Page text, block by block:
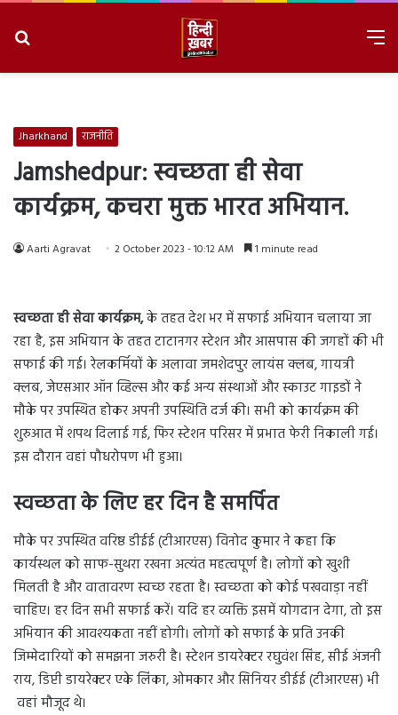
Jharkhand राजनीति
Jamshedpur: स्वच्छता ही सेवा
कार्यक्रम, कचरा मुक्त भारत अभियान.
Aarti Agravat 2 October 2023 - 10:12 AM 1 minute read
स्वच्छता ही सेवा कार्यक्रम,के तहत देश भर में सफाई अभियान चलाया जा
रहा है, इस अभियान के तहत टाटानगर स्टेशन और आसपास की जगहों की भी
सफाई की गई। रेलकर्मियों के अलावा जमशेदपुर लायंस क्लब, गायत्री
क्लब, जेएसआर ऑन व्हिल्स और कई अन्य संस्थाओं और स्काउट गाइडों ने
मौके पर उपस्थित होकर अपनी उपस्थिति दर्ज की। सभी को कार्यक्रम की
शुरुआत में शपथ दिलाई गई, फिर स्टेशन परिसर में प्रभात फेरी निकाली गई।
इस दौरान वहां पौधरोपण भी हुआ।
स्वच्छता के लिए हर दिन है समर्पित
मौके पर उपस्थित वरिष्ठ डीईई (टीआरएस) विनोद कुमार ने कहा कि
कार्यस्थल को साफ-सुथरा रखना अत्यंत महत्वपूर्ण है। लोगों को खुशी
मिलती है और वातावरण स्वच्छ रहता है। स्वच्छता को कोई पखवाड़ा नहीं
चाहिए। हर दिन सभी सफाई करें। यदि हर व्यक्ति इसमें योगदान देगा, तो इस
अभियान की आवश्यकता नहीं होगी। लोगों को सफाई के प्रति उनकी
जिम्मेदारियों को समझना जरुरी है। स्टेशन डायरेक्टर रघुवंश सिंह, सीई अंजनी
राय, डिप्टी डायरेक्टर एके लिंका, ओमकार और सिनियर डीईई (टीआरएस) भी
वहां मौजूद थे।